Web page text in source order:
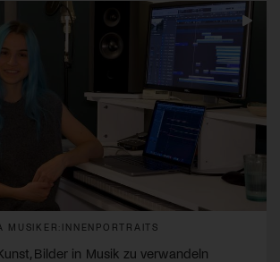
MUSIKER:INNENPORTRAITS
Bilder in Musik zu verwandeln